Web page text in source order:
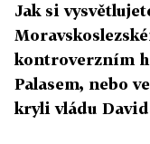
Jak si
kontroverzním
Palasem, nebo
kryli vládu